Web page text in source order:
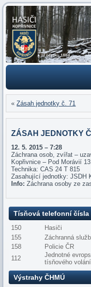
«Zásah jednotky č. 71
ZÁSAH JEDNOTKY
12. 5. 2015 – 7:28
Záchrana osob, zvířat –
Kopřivnice – Pod Morávií
Technika: CAS 24 T 815
Zasahující jednotky: JSDH
Info: Záchrana osoby ze
Tísňová telefonní čísla
150
Hasiči
155
Záchranná
158
Policie ČR
112
Jednotné
tísňového volání
Výstrahy ČHMÚ